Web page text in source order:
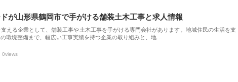
が山形県鶴岡市で手がける舗装土木工事と求人情報
える企業として、舗装工事や土木工事を手がける専門会社があります。地域住民の生活を支
環境整備まで、幅広い工事実績を持つ企業の取り組みと、地…
0views